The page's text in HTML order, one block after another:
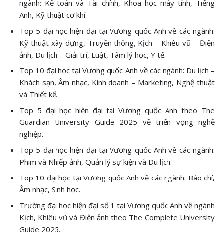
ngành: Kế toán và Tài chính, Khoa học máy tính, Tiếng
Anh, Kỹ thuật cơ khí.
Top 5 đại học hiện đại tại Vương quốc Anh về các ngành:
Kỹ thuật xây dựng, Truyền thông, Kịch – Khiêu vũ – Điện
ảnh, Du lịch – Giải trí, Luật, Tâm lý học, Y tế.
Top 10 đại học tại Vương quốc Anh về các ngành: Du lịch –
Khách sạn, Âm nhạc, Kinh doanh – Marketing, Nghệ thuật
và Thiết kế.
Top 5 đại học hiện đại tại Vương quốc Anh theo The
Guardian University Guide 2025 về triển vọng nghề
nghiệp.
Top 5 đại học hiện đại tại Vương quốc Anh về các ngành:
Phim và Nhiếp ảnh, Quản lý sự kiện và Du lịch.
Top 10 đại học tại Vương quốc Anh về các ngành: Báo chí,
Âm nhạc, Sinh học.
Trường đại học hiện đại số 1 tại Vương quốc Anh về ngành
Kịch, Khiêu vũ và Điện ảnh theo The Complete University
Guide 2025.